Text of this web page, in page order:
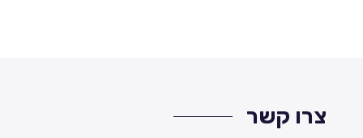
צרו קשר